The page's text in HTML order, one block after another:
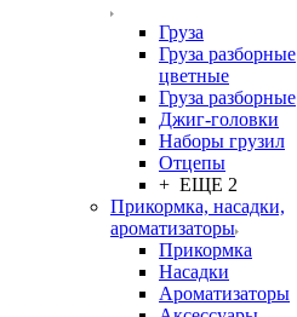
Груза
Груза разборные
цветные
Груза разборные
Джиг-головки
Наборы грузил
Отцепы
+ ЕЩЕ 2
Прикормка, насадки,
ароматизаторы
Прикормка
Насадки
Ароматизаторы